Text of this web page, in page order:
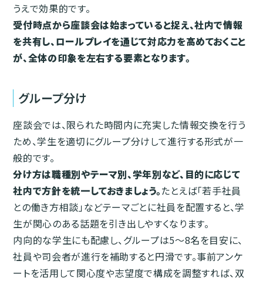
うえで効果的です。
受付時点から座談会は始まっていると捉え、社内で情報
を共有し、ロールプレイを通じて対応力を高めておくこと
が、全体の印象を左右する要素となります。
グループ分け
座談会では、限られた時間内に充実した情報交換を行う
ため、学生を適切にグループ分けして進行する形式が一
般的です。
分け方は職種別やテーマ別、学年別など、目的に応じて
社内で方針を統一しておきましょう。たとえば「若手社員
との働き方相談」などテーマごとに社員を配置すると、学
生が関心のある話題を引き出しやすくなります。
内向的な学生にも配慮し、グループは5〜8名を目安に、
社員や司会者が進行を補助すると円滑です。事前アンケ
ートを活用して関心度や志望度で構成を調整すれば、双